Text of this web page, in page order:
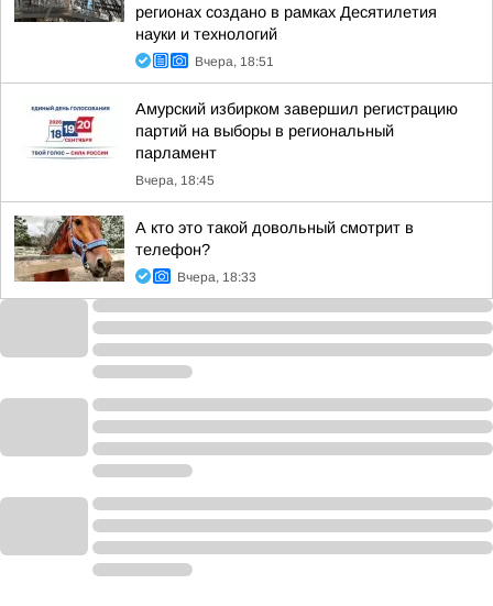
регионах создано в рамках Десятилетия
науки и технологий
Вчера, 18:51
Амурский избирком завершил регистрацию
партий на выборы в региональный
парламент
Вчера, 18:45
А кто это такой довольный смотрит в
телефон?
Вчера, 18:33